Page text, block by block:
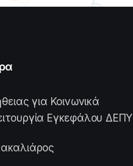
για Κοινωνικά
Εγκεφάλου ΔΕΠΥ